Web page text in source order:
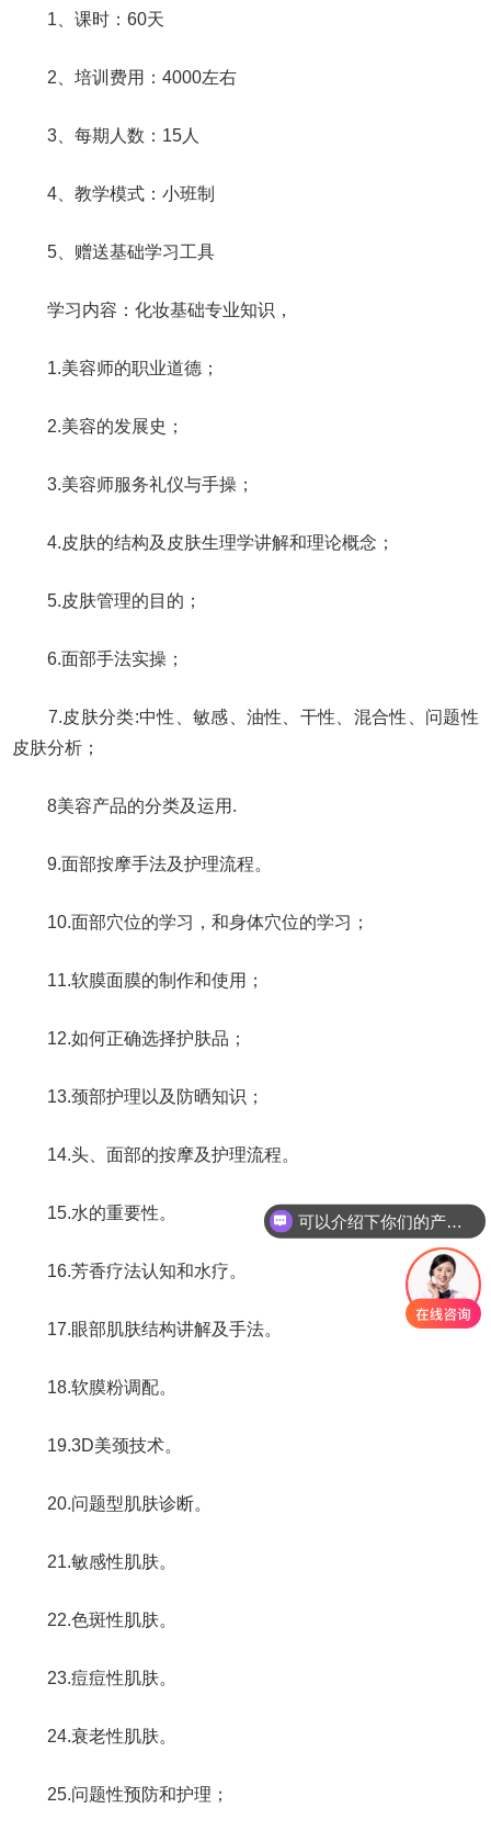
1、课时：60天
2、培训费用：4000左右
3、每期人数：15人
4、教学模式：小班制
5、赠送基础学习工具
学习内容：化妆基础专业知识，
1.美容师的职业道德；
2.美容的发展史；
3.美容师服务礼仪与手操；
4.皮肤的结构及皮肤生理学讲解和理论概念；
5.皮肤管理的目的；
6.面部手法实操；
7.皮肤分类:中性、敏感、油性、干性、混合性、问题性
皮肤分析；
8美容产品的分类及运用.
9.面部按摩手法及护理流程。
10.面部穴位的学习，和身体穴位的学习；
11.软膜面膜的制作和使用；
12.如何正确选择护肤品；
13.颈部护理以及防晒知识；
14.头、面部的按摩及护理流程。
15.水的重要性。
16.芳香疗法认知和水疗。
17.眼部肌肤结构讲解及手法。
18.软膜粉调配。
19.3D美颈技术。
20.问题型肌肤诊断。
21.敏感性肌肤。
22.色斑性肌肤。
23.痘痘性肌肤。
24.衰老性肌肤。
25.问题性预防和护理；
可以介绍下你们的产品么